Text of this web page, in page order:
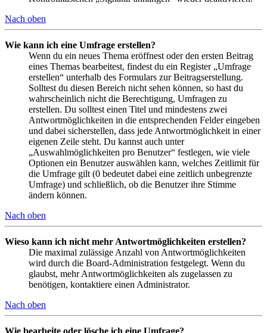
Nach oben
Wie kann ich eine Umfrage erstellen?
Wenn du ein neues Thema eröffnest oder den ersten Beitrag
eines Themas bearbeitest, findest du ein Register „Umfrage
erstellen“ unterhalb des Formulars zur Beitragserstellung.
Solltest du diesen Bereich nicht sehen können, so hast du
wahrscheinlich nicht die Berechtigung, Umfragen zu
erstellen. Du solltest einen Titel und mindestens zwei
Antwortmöglichkeiten in die entsprechenden Felder eingeben
und dabei sicherstellen, dass jede Antwortmöglichkeit in einer
eigenen Zeile steht. Du kannst auch unter
„Auswahlmöglichkeiten pro Benutzer“ festlegen, wie viele
Optionen ein Benutzer auswählen kann, welches Zeitlimit für
die Umfrage gilt (0 bedeutet dabei eine zeitlich unbegrenzte
Umfrage) und schließlich, ob die Benutzer ihre Stimme
ändern können.
Nach oben
Wieso kann ich nicht mehr Antwortmöglichkeiten erstellen?
Die maximal zulässige Anzahl von Antwortmöglichkeiten
wird durch die Board-Administration festgelegt. Wenn du
glaubst, mehr Antwortmöglichkeiten als zugelassen zu
benötigen, kontaktiere einen Administrator.
Nach oben